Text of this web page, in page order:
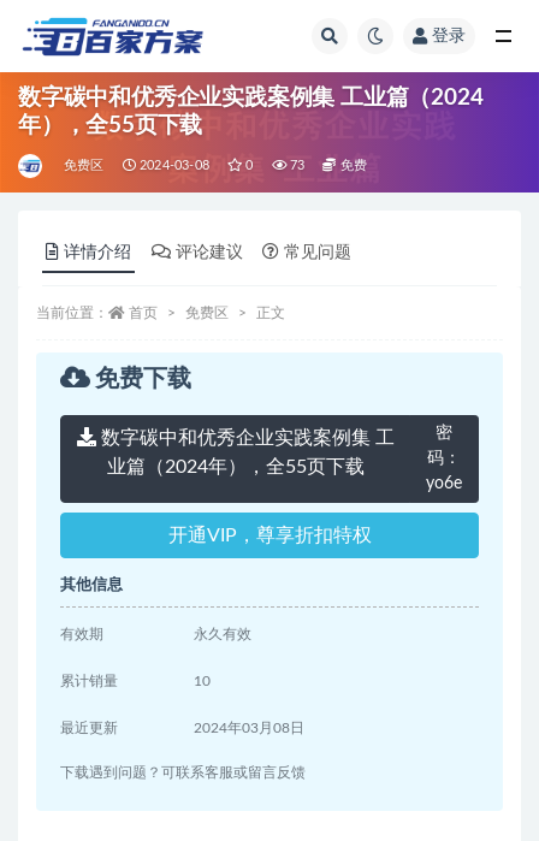
登录
数字碳中和优秀企业实践案例集 工业篇（2024
年），全55页下载
免费区 2024-03-08 0 73 免费
详情介绍 评论建议 常见问题
当前位置： 首页 免费区 正文
免费下载
数字碳中和优秀企业实践案例集 工
业篇（2024年），全55页下载
密
码：
yo6e
开通VIP，尊享折扣特权
其他信息
有效期 永久有效
累计销量 10
最近更新 2024年03月08日
下载遇到问题？可联系客服或留言反馈